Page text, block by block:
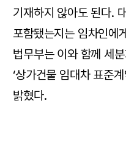
기재하지 않아도 된다.
포함됐는지는 임차인에
법무부는 이와 함께 세
‘상가건물 임대차 표준
밝혔다.